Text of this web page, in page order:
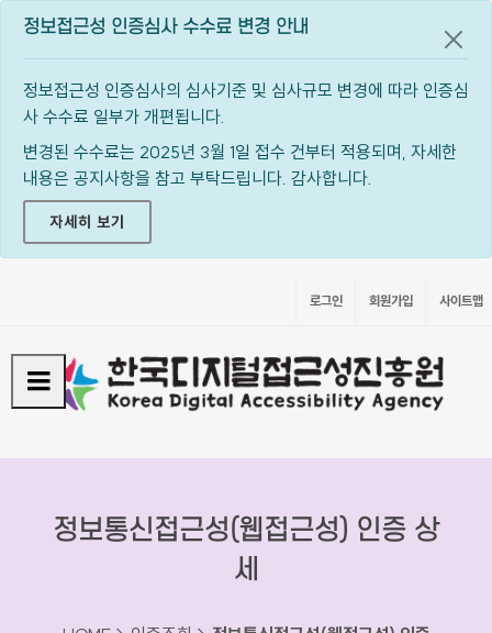
정보접근성 인증심사 수수료 변경 안내
정보접근성 인증심사의 심사기준 및 심사규모 변경에 따라 인증심
사 수수료 일부가 개편됩니다.
변경된 수수료는 2025년 3월 1일 접수 건부터 적용되며, 자세한
내용은 공지사항을 참고 부탁드립니다. 감사합니다.
자세히 보기
공지
로그인 회원가입 사이트맵
정보통신접근성(웹접근성) 인증 상
세